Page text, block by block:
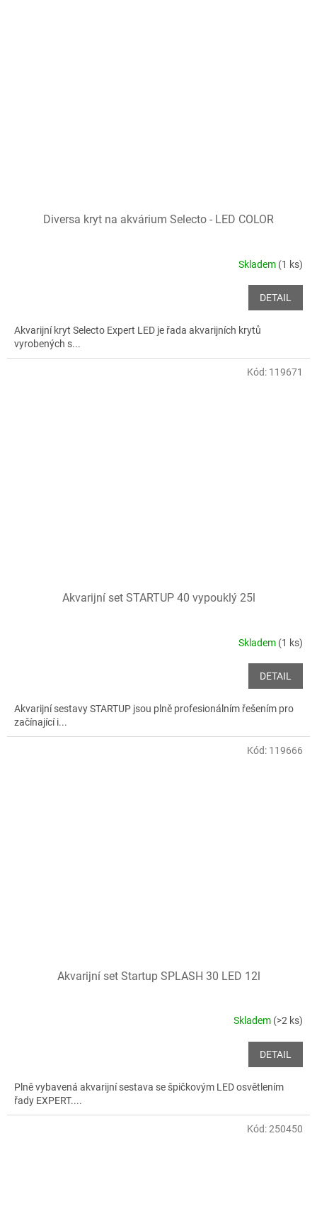
Diversa kryt na akvárium Selecto - LED COLOR
Skladem (1 ks)
DETAIL
Akvarijní kryt Selecto Expert LED je řada akvarijních krytů
vyrobených s...
Akvarijní set STARTUP 40 vypouklý 25l
Skladem (1 ks)
DETAIL
Akvarijní sestavy STARTUP jsou plně profesionálním řešením pro
začínající i...
Kód: 119671
Akvarijní set Startup SPLASH 30 LED 12l
Skladem (>2 ks)
DETAIL
Plně vybavená akvarijní sestava se špičkovým LED osvětlením
řady EXPERT....
Kód: 119666
Kód:250450